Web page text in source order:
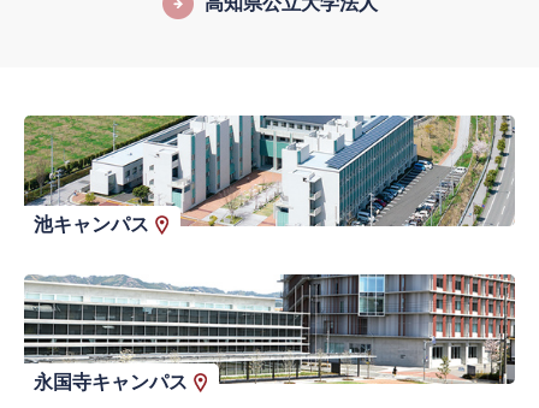
池キャンパス
永国寺キャンパス